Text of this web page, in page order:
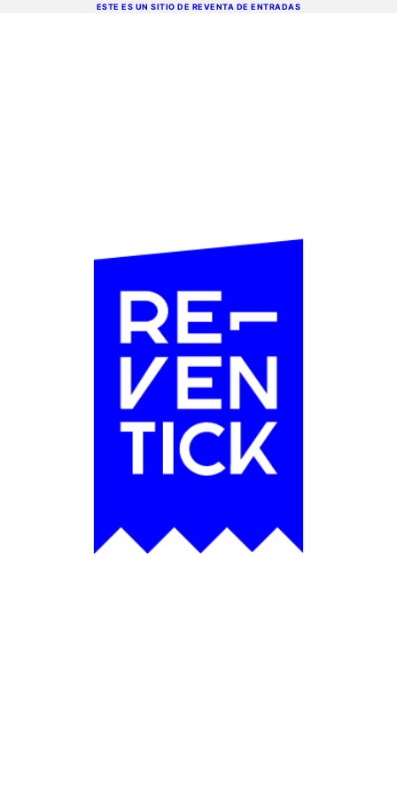
ESTE ES UN SITIO DE REVENTA DE ENTRADAS